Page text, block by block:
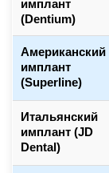
имплант
(Dentium)
Американский
имплант
(Superline)
Итальянский
имплант (JD
Dental)